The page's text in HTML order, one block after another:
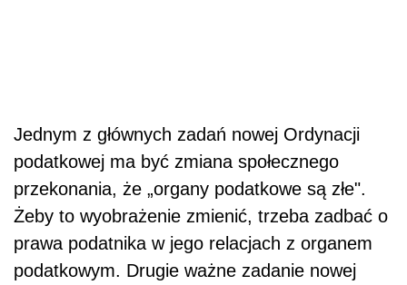
Jednym z głównych zadań nowej Ordynacji
podatkowej ma być zmiana społecznego
przekonania, że „organy podatkowe są złe".
Żeby to wyobrażenie zmienić, trzeba zadbać o
prawa podatnika w jego relacjach z organem
podatkowym. Drugie ważne zadanie nowej